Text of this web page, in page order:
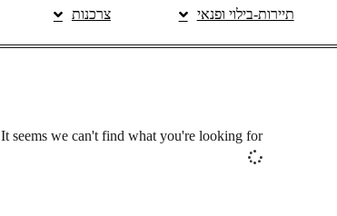
תיירות-בילוי ופנאי צרכנות
It seems we can't find what you're looking for.